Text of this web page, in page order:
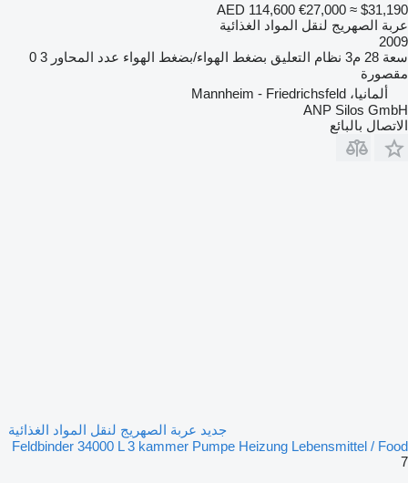
AED 114,600 €27,000 ≈ $31,190
عربة الصهريج لنقل المواد الغذائية
2009
سعة 28 م3 نظام التعليق بضغط الهواء/بضغط الهواء عدد المحاور 3
0
مقصورة
ألمانيا، Mannheim - Friedrichsfeld
ANP Silos GmbH
الاتصال بالبائع
جديد عربة الصهريج لنقل المواد الغذائية
Feldbinder 34000 L 3 kammer Pumpe Heizung Lebensmittel / Food
7